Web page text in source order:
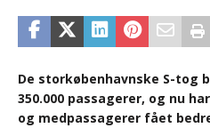
De storkøbenhavnske S-tog
350.000 passagerer, og nu
og medpassagerer fået